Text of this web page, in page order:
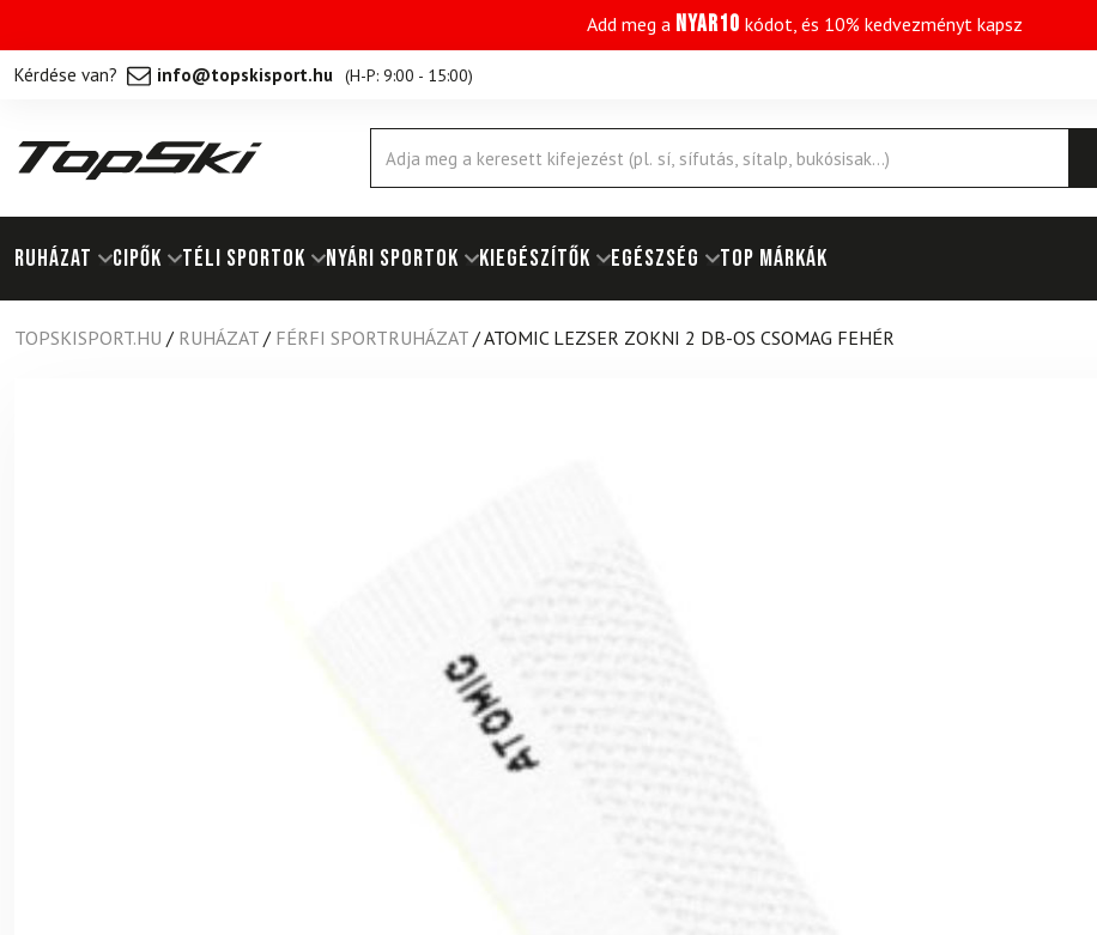
Add meg a NYAR10 kódot, és 10% kedvezményt kapsz
Kérdése van? info@topskisport.hu (H-P: 9:00 - 15:00)
Products
search
RUHÁZAT Cipők TÉLI SPORTOK NYÁRI SPORTOK KIEGÉSZÍTŐK EGÉSZSÉG Top márkák
TOPSKISPORT.HU / RUHÁZAT / FÉRFI SPORTRUHÁZAT /ATOMIC LEZSER ZOKNI 2 DB-OS CSOMAG FEHÉR